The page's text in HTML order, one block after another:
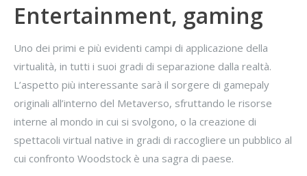
Entertainment, gaming
Uno dei primi e più evidenti campi di applicazione della
virtualità, in tutti i suoi gradi di separazione dalla realtà.
L’aspetto più interessante sarà il sorgere di gamepaly
originali all’interno del Metaverso, sfruttando le risorse
interne al mondo in cui si svolgono, o la creazione di
spettacoli virtual native in gradi di raccogliere un pubblico al
cui confronto Woodstock è una sagra di paese.